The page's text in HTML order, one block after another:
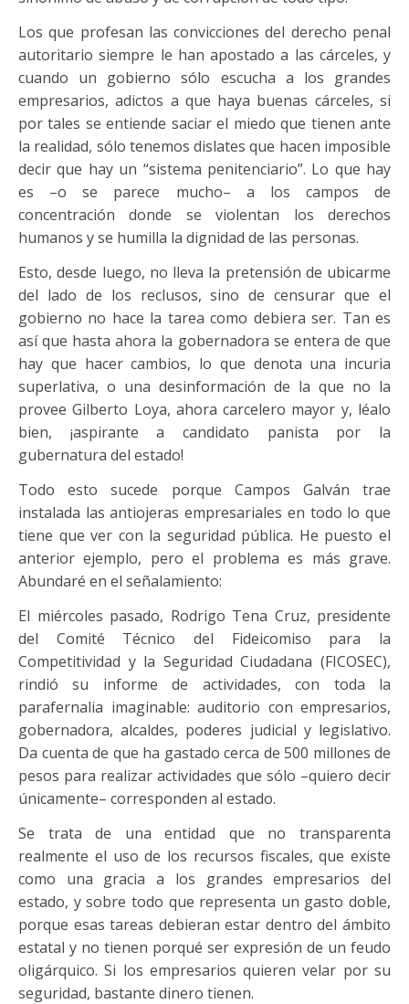
Los que profesan las convicciones del derecho penal
autoritario siempre le han apostado a las cárceles, y
cuando un gobierno sólo escucha a los grandes
empresarios, adictos a que haya buenas cárceles, si
por tales se entiende saciar el miedo que tienen ante
la realidad, sólo tenemos dislates que hacen imposible
decir que hay un “sistema penitenciario”. Lo que hay
es –o se parece mucho– a los campos de
concentración donde se violentan los derechos
humanos y se humilla la dignidad de las personas.
Esto, desde luego, no lleva la pretensión de ubicarme
del lado de los reclusos, sino de censurar que el
gobierno no hace la tarea como debiera ser. Tan es
así que hasta ahora la gobernadora se entera de que
hay que hacer cambios, lo que denota una incuria
superlativa, o una desinformación de la que no la
provee Gilberto Loya, ahora carcelero mayor y, léalo
bien, ¡aspirante a candidato panista por la
gubernatura del estado!
Todo esto sucede porque Campos Galván trae
instalada las antiojeras empresariales en todo lo que
tiene que ver con la seguridad pública. He puesto el
anterior ejemplo, pero el problema es más grave.
Abundaré en el señalamiento:
El miércoles pasado, Rodrigo Tena Cruz, presidente
del Comité Técnico del Fideicomiso para la
Competitividad y la Seguridad Ciudadana (FICOSEC),
rindió su informe de actividades, con toda la
parafernalia imaginable: auditorio con empresarios,
gobernadora, alcaldes, poderes judicial y legislativo.
Da cuenta de que ha gastado cerca de 500 millones de
pesos para realizar actividades que sólo –quiero decir
únicamente– corresponden al estado.
Se trata de una entidad que no transparenta
realmente el uso de los recursos fiscales, que existe
como una gracia a los grandes empresarios del
estado, y sobre todo que representa un gasto doble,
porque esas tareas debieran estar dentro del ámbito
estatal y no tienen porqué ser expresión de un feudo
oligárquico. Si los empresarios quieren velar por su
seguridad, bastante dinero tienen.